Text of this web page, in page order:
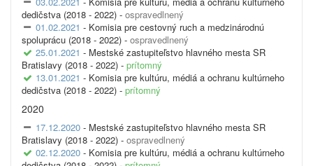
dedičstva (2018 - 2022) - ospravedlnený
01.02.2021 - Komisia pre cestovný ruch a medzinárodnú
spoluprácu (2018 - 2022) - ospravedlnený
25.01.2021 - Mestské zastupiteľstvo hlavného mesta SR
Bratislavy (2018 - 2022) - prítomný
13.01.2021 - Komisia pre kultúru, médiá a ochranu kultúrneho
dedičstva (2018 - 2022) - prítomný
2020
17.12.2020 - Mestské zastupiteľstvo hlavného mesta SR
Bratislavy (2018 - 2022) - ospravedlnený
02.12.2020 - Komisia pre kultúru, médiá a ochranu kultúrneho